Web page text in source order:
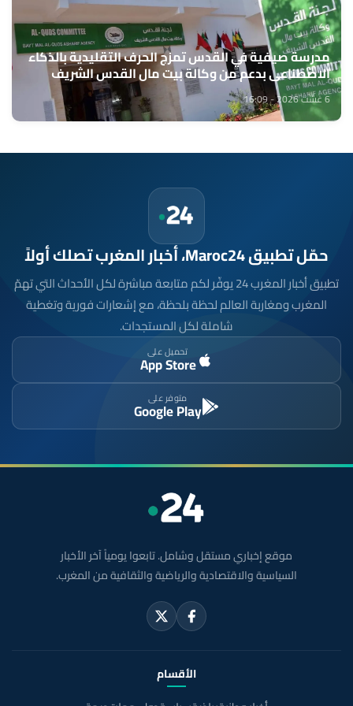
مدرسة صيفية في القدس تمزج الحرف التقليدية بالذكاء
الاصطناعي بدعم من وكالة بيت مال القدس الشريف
6 غشت 2026 - 16:09
حمّل تطبيق Maroc24، أخبار المغرب تصلك أولاً
تطبيق أخبار المغرب 24 يوفّر لكم متابعة مباشرة لكل الأحداث التي تهمّ
المغرب ومغاربة العالم لحظة بلحظة، مع إشعارات فورية وتغطية
شاملة لكل المستجدات.
تحميل على
App Store
متوفر على
Google Play
موقع إخباري مستقل وشامل. تابعوا يومياً آخر الأخبار
السياسية والاقتصادية والرياضية والثقافية من المغرب.
الأقسام